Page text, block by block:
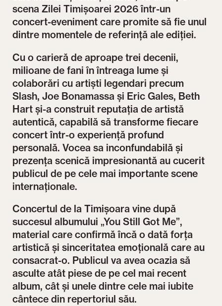
scena Zilei Timișoarei 2026 într-un
concert-eveniment care promite să fie unul
dintre momentele de referință ale ediției.
Cu o carieră de aproape trei decenii,
milioane de fani în întreaga lume și
colaborări cu artiști legendari precum
Slash, Joe Bonamassa și Eric Gales, Beth
Hart și-a construit reputația de artistă
autentică, capabilă să transforme fiecare
concert într-o experiență profund
personală. Vocea sa inconfundabilă și
prezența scenică impresionantă au cucerit
publicul de pe cele mai importante scene
internaționale.
Concertul de la Timișoara vine după
succesul albumului „You Still Got Me”,
material care confirmă încă o dată forța
artistică și sinceritatea emoțională care au
consacrat-o. Publicul va avea ocazia să
asculte atât piese de pe cel mai recent
album, cât și unele dintre cele mai iubite
cântece din repertoriul său.